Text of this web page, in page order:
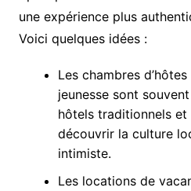
une expérience plus
Voici quelques idées :
Les chambres
jeunesse sont
hôtels traditionnels
découvrir la culture
intimiste.
Les locations de